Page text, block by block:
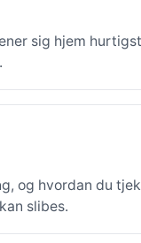
sig hjem
og hvordan du
slibes.